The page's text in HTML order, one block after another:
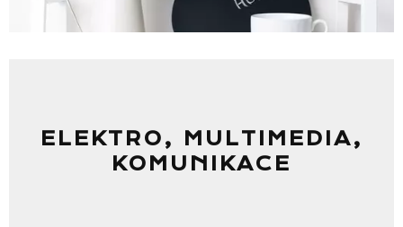
ELEKTRO, MULTIMEDIA,
KOMUNIKACE